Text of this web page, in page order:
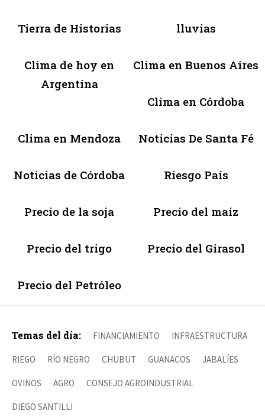
Tierra de Historias lluvias
Clima de hoy en
Argentina
Clima en Buenos Aires
Clima en Córdoba
Clima en Mendoza Noticias De Santa Fé
Noticias de Córdoba Riesgo País
Precio de la soja Precio del maíz
Precio del trigo Precio del Girasol
Precio del Petróleo
Temas del día: FINANCIAMIENTO INFRAESTRUCTURA
RIEGO RÍO NEGRO CHUBUT GUANACOS JABALÍES
OVINOS AGRO CONSEJO AGROINDUSTRIAL
DIEGO SANTILLI